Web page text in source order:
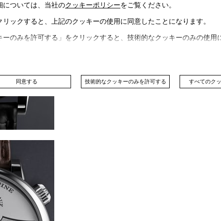
については、当社のクッキーポリシーをご覧ください。
ックすると、上記のクッキーの使用に同意したことになります。
ーのみを許可する」をクリックすると、技術的なクッキーのみの使用
同意する 技術的なクッキーのみを許可する すべてのク